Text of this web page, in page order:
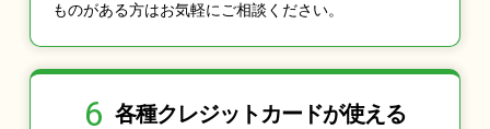
ものがある方はお気軽にご相談ください。
6 各種クレジットカードが使える